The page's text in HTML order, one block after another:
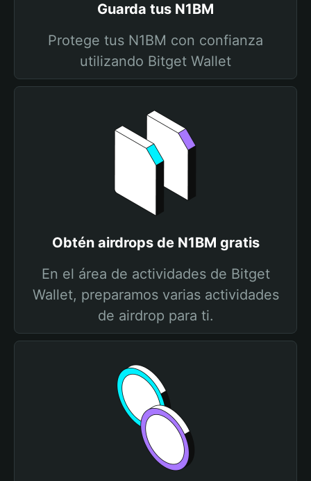
Guarda tus N1BM
Protege tus N1BM con confianza
utilizando Bitget Wallet
Obtén airdrops de N1BM gratis
En el área de actividades de Bitget
Wallet, preparamos varias actividades
de airdrop para ti.